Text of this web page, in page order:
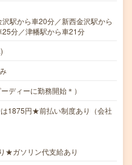
駅から車20分／新西金沢駅から
分／津幡駅から車21分
ディーに勤務開始＊）
1875円★前払い制度あり（会社
★ガソリン代支給あり